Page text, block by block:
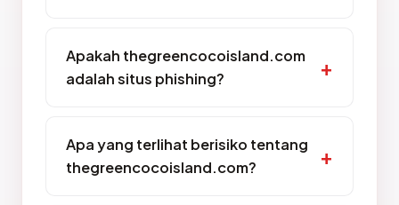
Apakah thegreencocoisland.com
adalah situs phishing?
Apa yang terlihat berisiko tentang
thegreencocoisland.com?